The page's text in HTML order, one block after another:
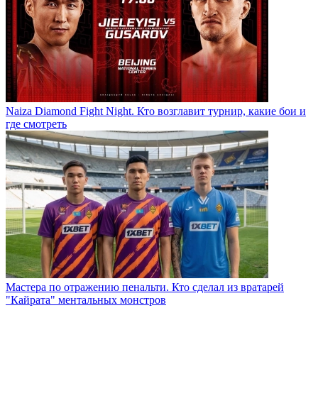
Naiza Diamond Fight Night. Кто возглавит турнир, какие бои и
где смотреть
Мастера по отражению пенальти. Кто сделал из вратарей
"Кайрата" ментальных монстров